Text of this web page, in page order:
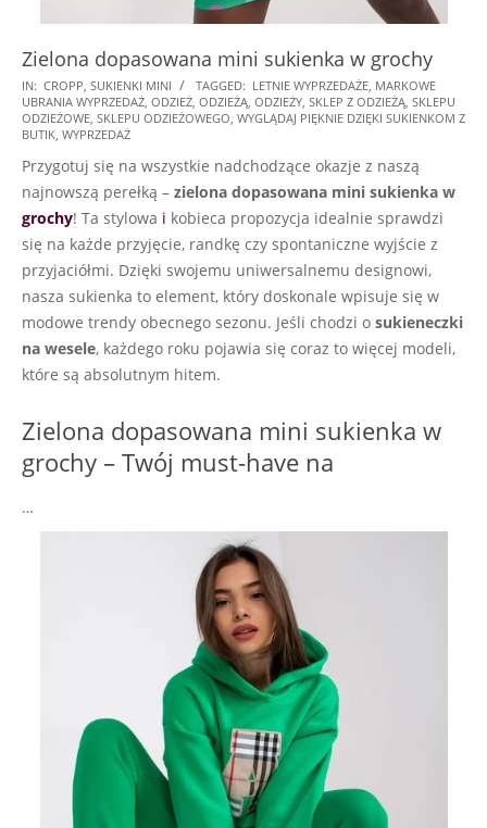
Zielona dopasowana mini sukienka w grochy
2025-
08-
31
IN: CROPP, SUKIENKI MINI TAGGED: LETNIE WYPRZEDAŻE, MARKOWE
UBRANIA WYPRZEDAŻ, ODZIEŻ, ODZIEŻĄ, ODZIEŻY, SKLEP Z ODZIEŻĄ, SKLEPU
ODZIEŻOWE, SKLEPU ODZIEŻOWEGO, WYGLĄDAJ PIĘKNIE DZIĘKI SUKIENKOM Z
BUTIK, WYPRZEDAŻ
Przygotuj się na wszystkie nadchodzące okazje z naszą
najnowszą perełką – zielona dopasowana mini sukienka w
grochy! Ta stylowa i kobieca propozycja idealnie sprawdzi
się na każde przyjęcie, randkę czy spontaniczne wyjście z
przyjaciółmi. Dzięki swojemu uniwersalnemu designowi,
nasza sukienka to element, który doskonale wpisuje się w
modowe trendy obecnego sezonu. Jeśli chodzi o sukieneczki
na wesele, każdego roku pojawia się coraz to więcej modeli,
które są absolutnym hitem.
Zielona dopasowana mini sukienka w
grochy – Twój must-have na
…